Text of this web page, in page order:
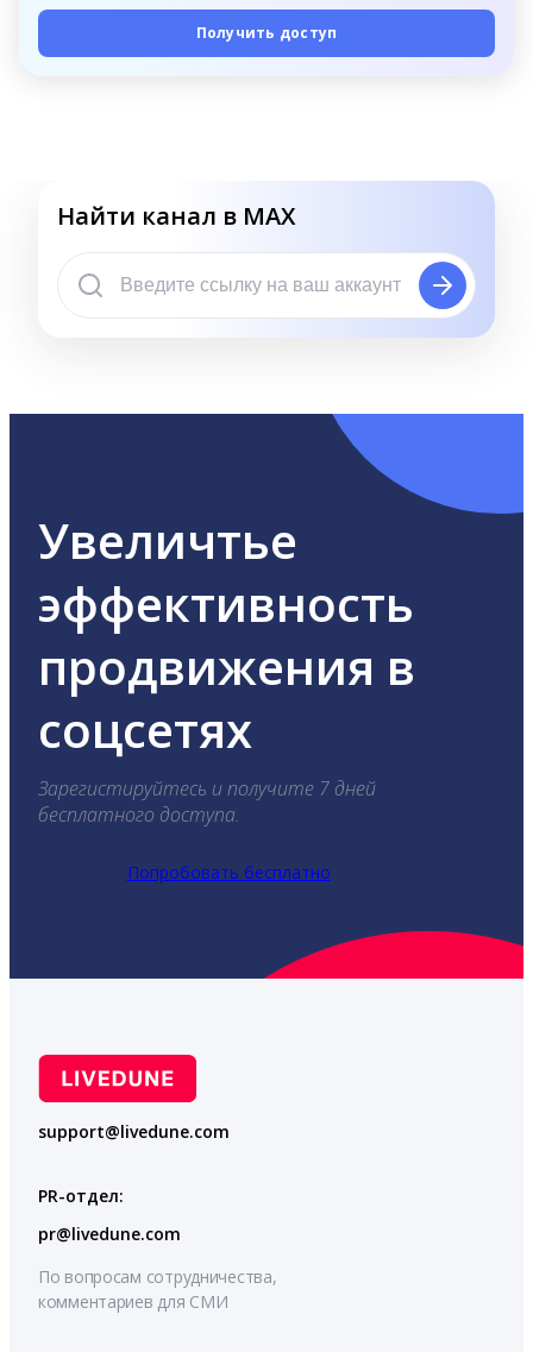
Получить доступ
Найти канал в MAX
Увеличтье
эффективность
продвижения в
соцсетях
Зарегистируйтесь и получите 7 дней
бесплатного доступа.
Попробовать бесплатно
support@livedune.com
PR-отдел:
pr@livedune.com
По вопросам сотрудничества,
комментариев для СМИ